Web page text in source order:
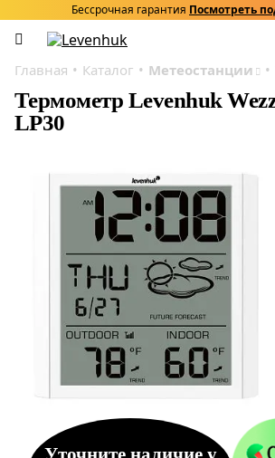
Бессрочная гарантия Посмотреть
Главная Каталог Метеостанции
Термометр Levenhuk
LP30